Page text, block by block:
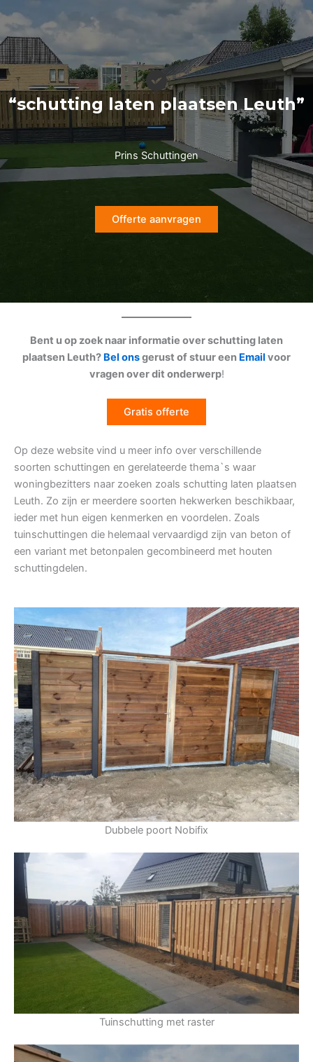
naar
de
inhoud
“schutting laten plaatsen Leuth”
Prins Schuttingen
Offerte aanvragen
Bent u op zoek naar informatie over schutting laten
plaatsen Leuth? Bel onsgerust of stuur een Email voor
vragen over dit onderwerp!
Gratis offerte
Op deze website vind u meer info over verschillende
soorten schuttingen en gerelateerde thema`s waar
woningbezitters naar zoeken zoals schutting laten plaatsen
Leuth. Zo zijn er meerdere soorten hekwerken beschikbaar,
ieder met hun eigen kenmerken en voordelen. Zoals
tuinschuttingen die helemaal vervaardigd zijn van beton of
een variant met betonpalen gecombineerd met houten
schuttingdelen.
Dubbele poort Nobifix
Tuinschutting met raster